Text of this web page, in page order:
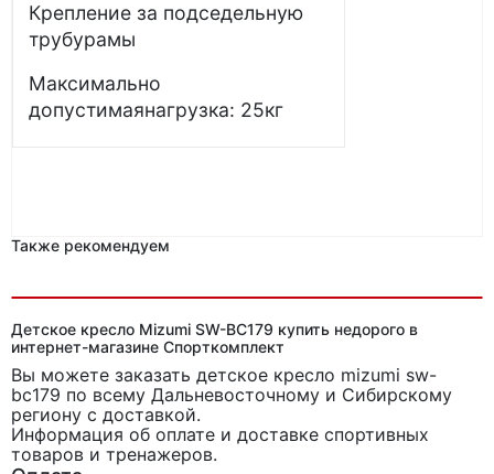
Крепление за подседельную
трубурамы
Максимально
допустимаянагрузка: 25кг
Также рекомендуем
Детское кресло Mizumi SW-BC179 купить недорого в
интернет-магазине Спорткомплект
Вы можете заказать детское кресло mizumi sw-
bc179 по всему Дальневосточному и Сибирскому
региону с доставкой.
Информация об оплате и доставке спортивных
товаров и тренажеров.